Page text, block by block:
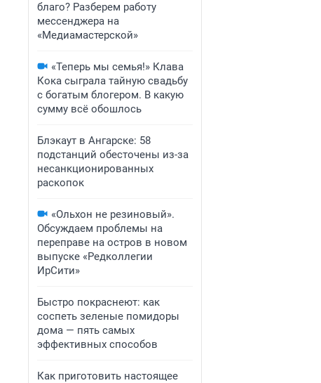
благо? Разберем работу
мессенджера на
«Медиамастерской»
«Теперь мы семья!» Клава
Кока сыграла тайную свадьбу
с богатым блогером. В какую
сумму всё обошлось
Блэкаут в Ангарске: 58
подстанций обесточены из-за
несанкционированных
раскопок
«Ольхон не резиновый».
Обсуждаем проблемы на
переправе на остров в новом
выпуске «Редколлегии
ИрСити»
Быстро покраснеют: как
соспеть зеленые помидоры
дома — пять самых
эффективных способов
Как приготовить настоящее